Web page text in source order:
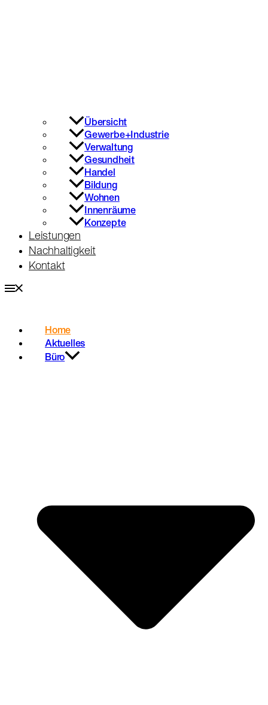
Übersicht
Gewerbe+Industrie
Verwaltung
Gesundheit
Handel
Bildung
Wohnen
Innenräume
Konzepte
Leistungen
Nachhaltigkeit
Kontakt
Home
Aktuelles
Büro